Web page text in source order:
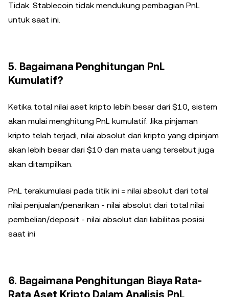
Tidak. Stablecoin tidak mendukung pembagian PnL
untuk saat ini.
5. Bagaimana Penghitungan PnL
Kumulatif?
Ketika total nilai aset kripto lebih besar dari $10, sistem
akan mulai menghitung PnL kumulatif. Jika pinjaman
kripto telah terjadi, nilai absolut dari kripto yang dipinjam
akan lebih besar dari $10 dan mata uang tersebut juga
akan ditampilkan.
PnL terakumulasi pada titik ini = nilai absolut dari total
nilai penjualan/penarikan - nilai absolut dari total nilai
pembelian/deposit - nilai absolut dari liabilitas posisi
saat ini
6. Bagaimana Penghitungan Biaya Rata-
Rata Aset Kripto Dalam Analisis PnL